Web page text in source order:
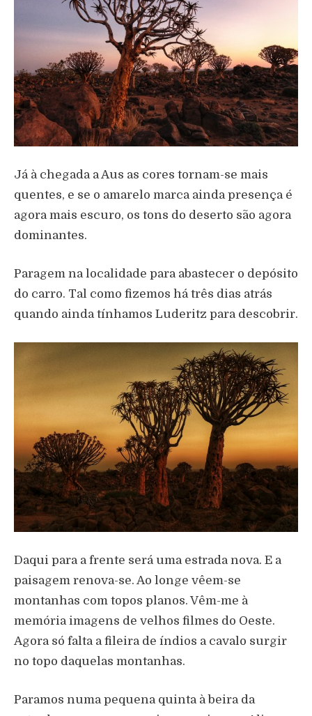
Já à chegada a Aus as cores tornam-se mais
quentes, e se o amarelo marca ainda presença é
agora mais escuro, os tons do deserto são agora
dominantes.
Paragem na localidade para abastecer o depósito
do carro. Tal como fizemos hátrês dias atrás
quando ainda tínhamos Luderitz para descobrir.
Daqui para a frente será uma estrada nova. E a
paisagem renova-se. Ao longe vêem-se
montanhas com topos planos. Vêm-me à
memória imagens de velhos filmes do Oeste.
Agora só falta a fileira de índios a cavalo surgir
no topo daquelas montanhas.
Paramos numa pequena quinta à beira da